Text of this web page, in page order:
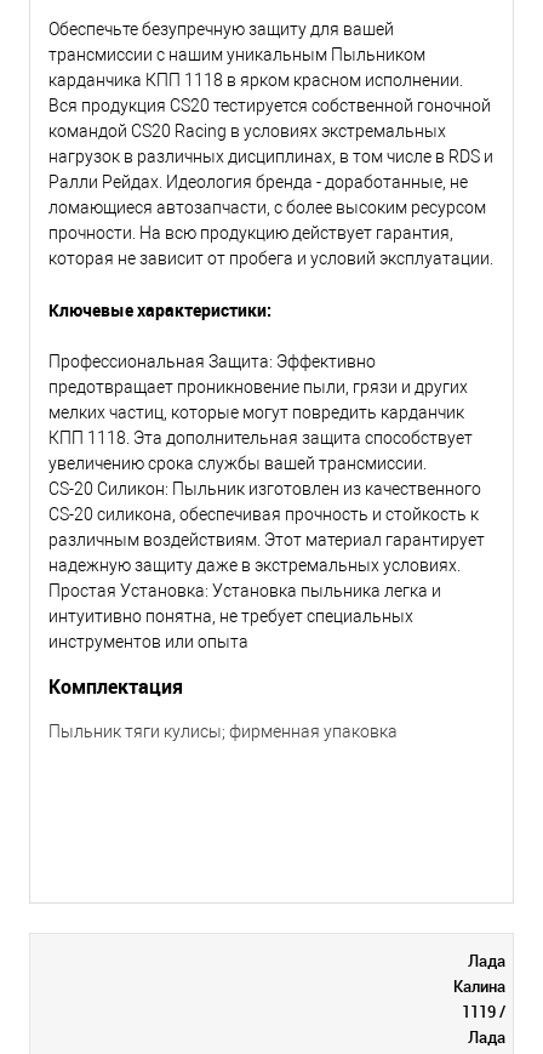
Обеспечьте безупречную защиту для вашей
трансмиссии с нашим уникальным Пыльником
карданчика КПП 1118 в ярком красном исполнении.
Вся продукция CS20 тестируется собственной гоночной
командой CS20 Racing в условиях экстремальных
нагрузок в различных дисциплинах, в том числе в RDS и
Ралли Рейдах. Идеология бренда - доработанные, не
ломающиеся автозапчасти, с более высоким ресурсом
прочности. На всю продукцию действует гарантия,
которая не зависит от пробега и условий эксплуатации.
Ключевые характеристики:
Профессиональная Защита: Эффективно
предотвращает проникновение пыли, грязи и других
мелких частиц, которые могут повредить карданчик
КПП 1118. Эта дополнительная защита способствует
увеличению срока службы вашей трансмиссии.
CS-20 Силикон: Пыльник изготовлен из качественного
CS-20 силикона, обеспечивая прочность и стойкость к
различным воздействиям. Этот материал гарантирует
надежную защиту даже в экстремальных условиях.
Простая Установка: Установка пыльника легка и
интуитивно понятна, не требует специальных
инструментов или опыта
Комплектация
Пыльник тяги кулисы; фирменная упаковка
Лада
Калина
1119 /
Лада